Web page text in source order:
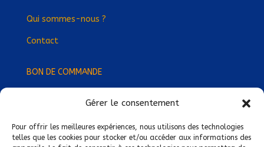
Gérer le consentement
Pour offrir les meilleures expériences, nous utilisons des technologies
telles que les cookies pour stocker et/ou accéder aux informations des
Qui sommes-nous ?
Contact
BON DE COMMANDE
Devenez Délégué·e Régional·e !
Trouvez-nous près de chez vous !